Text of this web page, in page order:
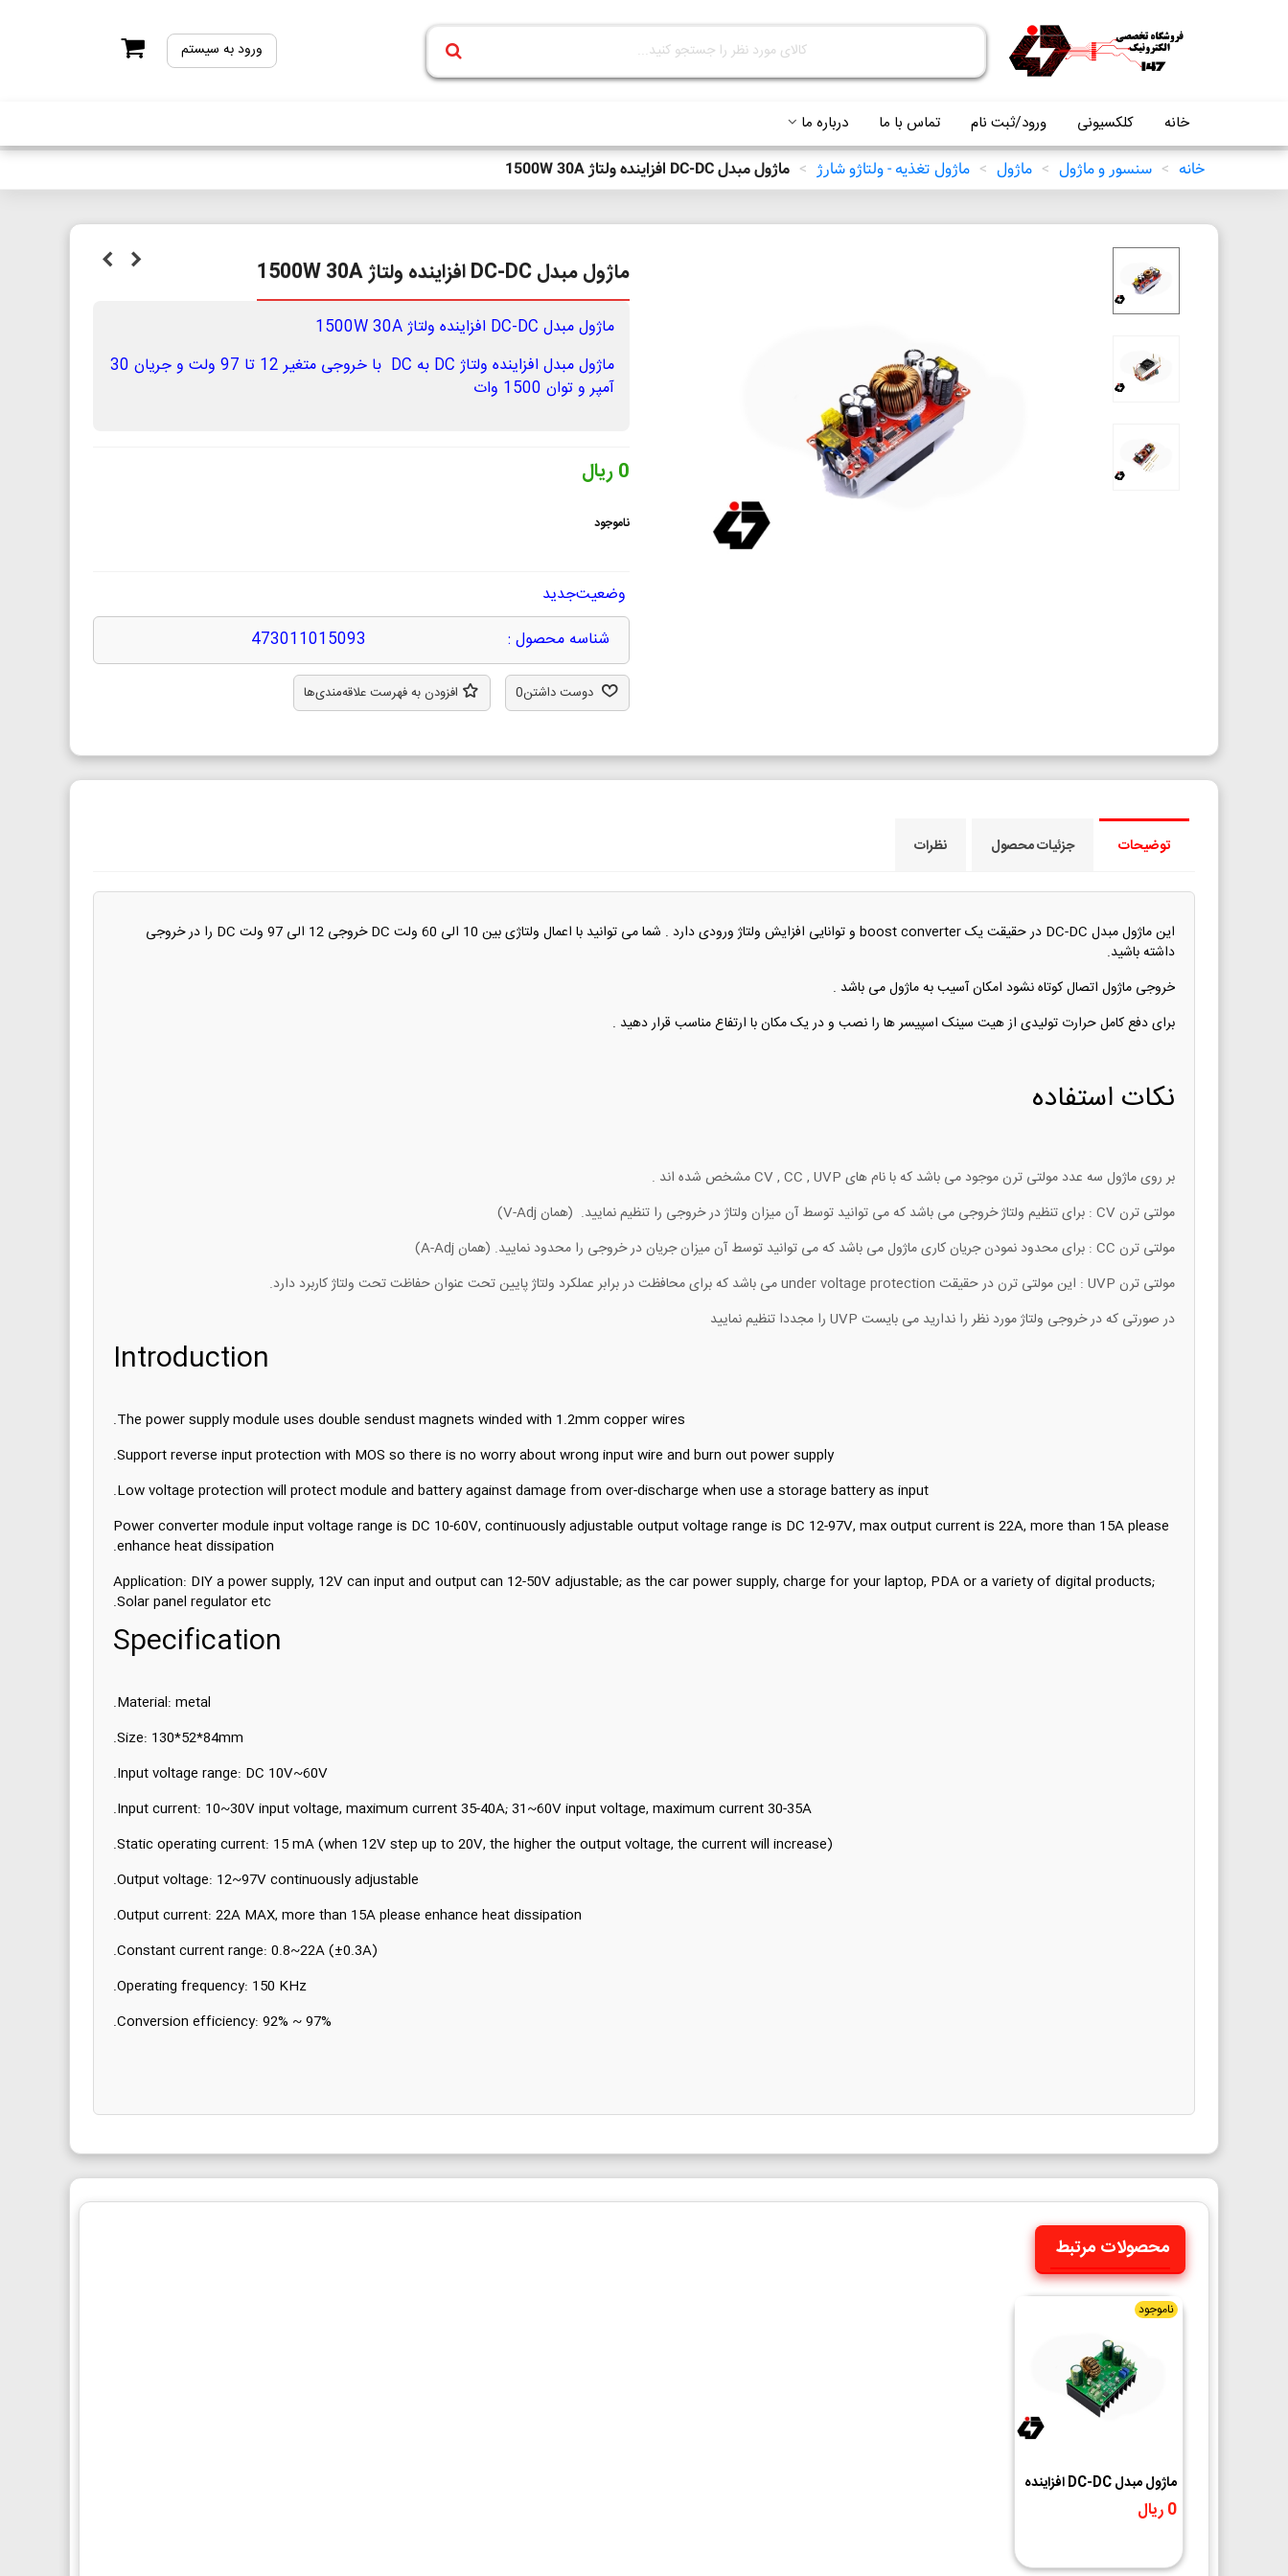
ورود به سیستم
خانه کلکسیونی ورود/ثبت نام تماس با ما درباره ما
خانه > سنسور و ماژول > ماژول > ماژول تغذیه - ولتاژو شارژ > ماژول مبدل DC-DC افزاینده ولتاژ 1500W 30A
ماژول مبدل DC-DC افزاینده ولتاژ 1500W 30A
ماژول مبدل DC-DC افزاینده ولتاژ 1500W 30A
ماژول مبدل افزاینده ولتاژ DC به DC با خروجی متغیر 12 تا 97 ولت و جریان 30
آمپر و توان 1500 وات
0 ریال
ناموجود
وضعیتجدید
شناسه محصول :
473011015093
دوست داشتن0 افزودن به فهرست علاقه‌مندی‌ها
توضیحات جزئیات محصول نظرات
این ماژول مبدل DC-DC در حقیقت یک boost converter و توانایی افزایش ولتاژ ورودی دارد . شما می توانید با اعمال ولتاژی بین 10 الی 60 ولت DC خروجی 12 الی 97 ولت DC را در خروجی
داشته باشید.
خروجی ماژول اتصال کوتاه نشود امکان آسیب به ماژول می باشد .
برای دفع کامل حرارت تولیدی از هیت سینک اسپیسر ها را نصب و در یک مکان با ارتفاع مناسب قرار دهید .
نکات استفاده
بر روی ماژول سه عدد مولتی ترن موجود می باشد که با نام های CV , CC , UVP مشخص شده اند .
مولتی ترن CV : برای تنظیم ولتاژ خروجی می باشد که می توانید توسط آن میزان ولتاژ در خروجی را تنظیم نمایید. (همان V-Adj)
مولتی ترن CC : برای محدود نمودن جریان کاری ماژول می باشد که می توانید توسط آن میزان جریان در خروجی را محدود نمایید. (همان A-Adj)
مولتی ترن UVP : این مولتی ترن در حقیقت under voltage protection می باشد که برای محافظت در برابر عملکرد ولتاژ پایین تحت عنوان حفاظت تحت ولتاژ کاربرد دارد.
در صورتی که در خروجی ولتاژ مورد نظر را ندارید می بایست UVP را مجددا تنظیم نمایید
Introduction
The power supply module uses double sendust magnets winded with 1.2mm copper wires.
Support reverse input protection with MOS so there is no worry about wrong input wire and burn out power supply.
Low voltage protection will protect module and battery against damage from over-discharge when use a storage battery as input.
Power converter module input voltage range is DC 10-60V, continuously adjustable output voltage range is DC 12-97V, max output current is 22A, more than 15A please
enhance heat dissipation.
Application: DIY a power supply, 12V can input and output can 12-50V adjustable; as the car power supply, charge for your laptop, PDA or a variety of digital products;
Solar panel regulator etc.
Specification
Material: metal.
Size: 130*52*84mm.
Input voltage range: DC 10V~60V.
Input current: 10~30V input voltage, maximum current 35-40A; 31~60V input voltage, maximum current 30-35A.
Static operating current: 15 mA (when 12V step up to 20V, the higher the output voltage, the current will increase).
Output voltage: 12~97V continuously adjustable.
Output current: 22A MAX, more than 15A please enhance heat dissipation.
Constant current range: 0.8~22A (±0.3A).
Operating frequency: 150 KHz.
Conversion efficiency: 92% ~ 97%.
محصولات مرتبط
ناموجود
ماژول مبدل DC-DC افزاینده
کنترل جریان خروجی0 ریال